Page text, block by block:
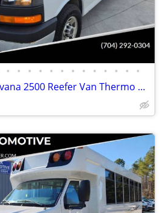
• • • • • • • • • • • • •
2021 GMC Savana 2500 Reefer Van Thermo King V320 V-320 MAX w/ Standby